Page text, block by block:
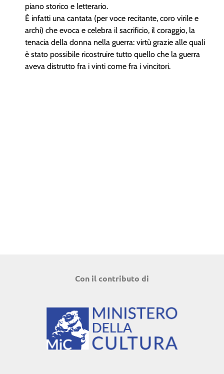
piano storico e letterario.
È infatti una cantata (per voce recitante, coro virile e
archi) che evoca e celebra il sacrificio, il coraggio, la
tenacia della donna nella guerra: virtù grazie alle quali
è stato possibile ricostruire tutto quello che la guerra
aveva distrutto fra i vinti come fra i vincitori.
Con il contributo di